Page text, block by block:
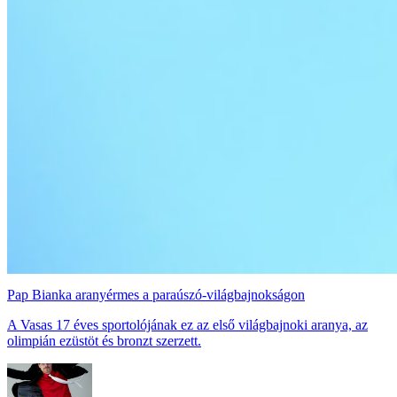
Pap Bianka aranyérmes a paraúszó-világbajnokságon
A Vasas 17 éves sportolójának ez az első világbajnoki aranya, az
olimpián ezüstöt és bronzt szerzett.